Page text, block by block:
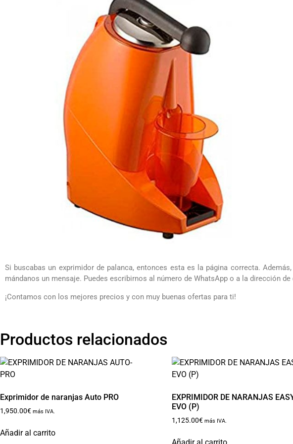
Si buscabas un exprimidor de palanca, entonces esta es la página correcta.
mándanos un mensaje. Puedes escribirnos al número de WhatsApp o a la dirección
¡Contamos con los mejores precios y con muy buenas ofertas para ti!
Productos relacionados
Exprimidor de naranjas Auto PRO
1,950.00€ más IVA.
Añadir al carrito
EXPRIMIDOR DE NARANJAS
EVO (P)
1,125.00€ más IVA.